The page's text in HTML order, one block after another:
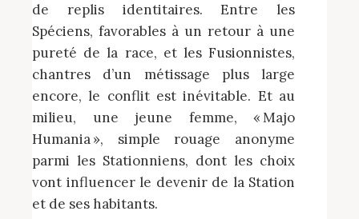
de replis identitaires. Entre les
Spéciens, favorables à un retour à une
pureté de la race, et les Fusionnistes,
chantres d’un métissage plus large
encore, le conflit est inévitable. Et au
milieu, une jeune femme, « Majo
Humania », simple rouage anonyme
parmi les Stationniens, dont les choix
vont influencer le devenir de la Station
et de ses habitants.